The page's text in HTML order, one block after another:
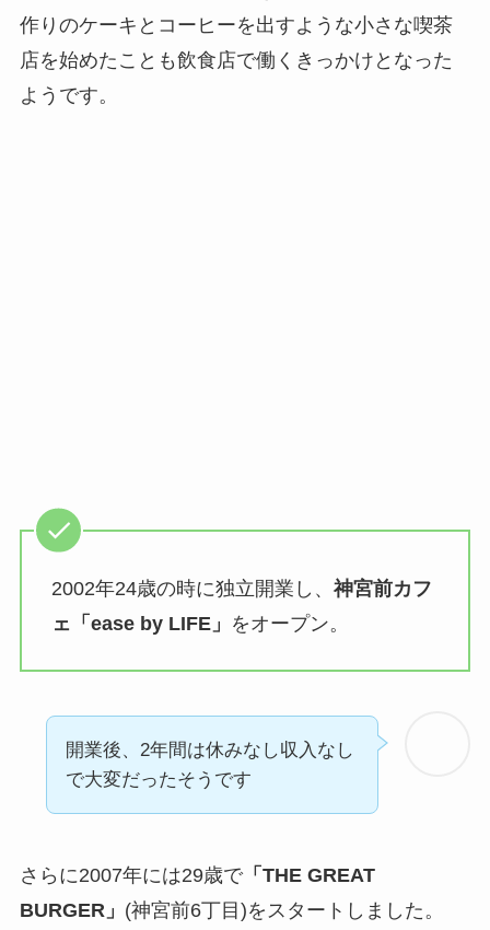
作りのケーキとコーヒーを出すような小さな喫茶
店を始めたことも飲食店で働くきっかけとなった
ようです。
2002年24歳の時に独立開業し、 神宮前カフ
ェ「ease by LIFE」 をオープン。
開業後、2年間は休みなし収入なし
で大変だったそうです
さらに2007年には29歳で「THE GREAT
BURGER」 (神宮前6丁目)をスタートしました。